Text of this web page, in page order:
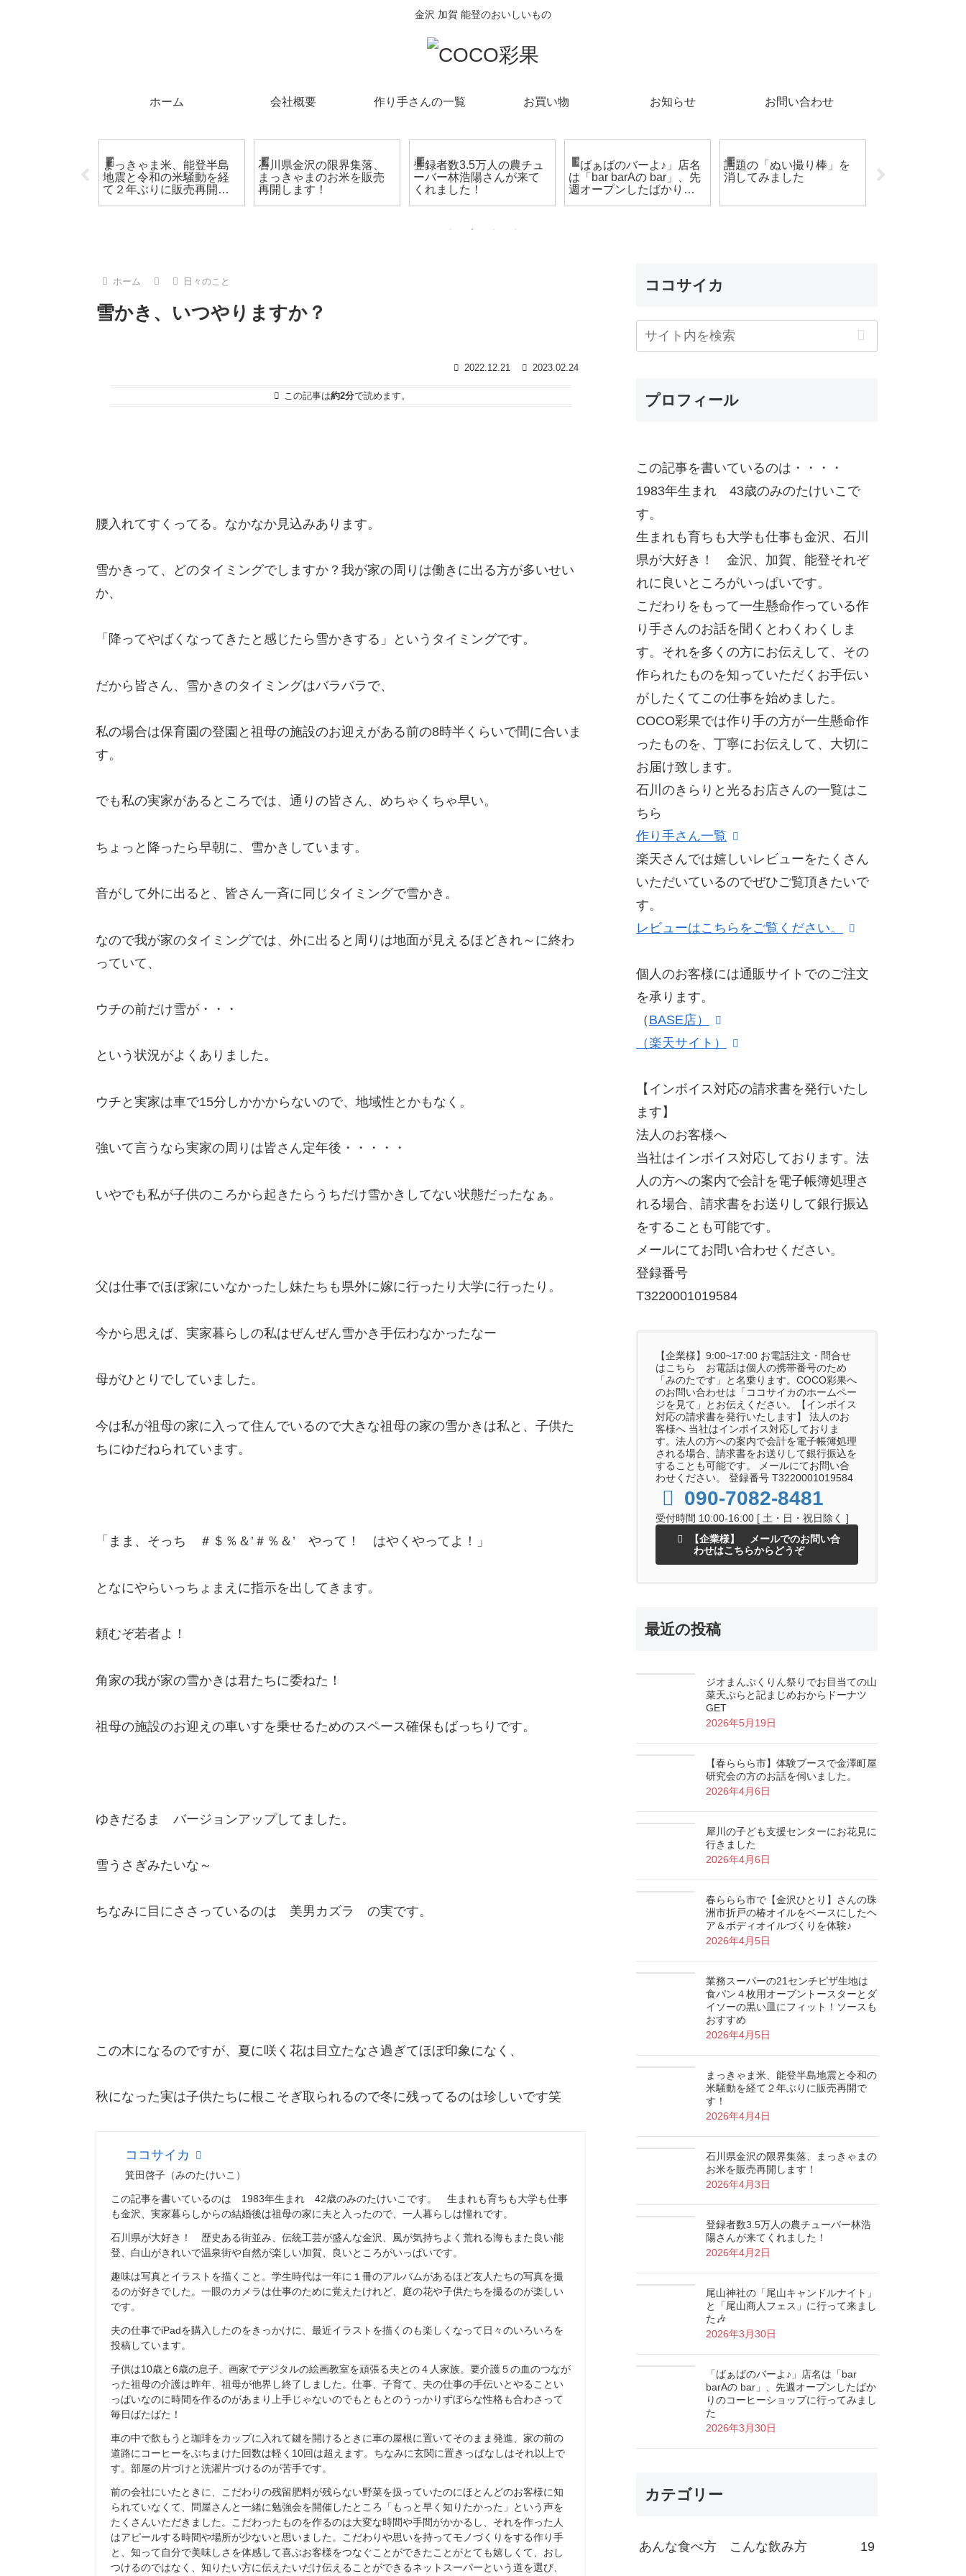
金沢 加賀 能登のおいしいもの
ホーム 会社概要 作り手さんの一覧 お買い物 お知らせ お問い合わせ
おいしいものをご紹介
まっきゃま米、能登半島
地震と令和の米騒動を経
て２年ぶりに販売再開で
地元、石川県。金沢・加賀・能登のこと
石川県金沢の限界集落、
まっきゃまのお米を販売
再開します！
日々のこと
登録者数3.5万人の農チュ
ーバー林浩陽さんが来て
くれました！
地元、石川県。金沢・加賀・能登のこと
「ばぁばのバーよ♪」店名
は「bar barAの bar」、先
週オープンしたばかりの
日々のこと
話題の「ぬい撮り棒」を
消してみました
のテイクアウト
ホーム 日々のこと
雪かき、いつやりますか？
2022.12.21 2023.02.24
この記事は約2分で読めます。
腰入れてすくってる。なかなか見込みあります。
雪かきって、どのタイミングでしますか？我が家の周りは働きに出る方が多いせい
か、
「降ってやばくなってきたと感じたら雪かきする」というタイミングです。
だから皆さん、雪かきのタイミングはバラバラで、
私の場合は保育園の登園と祖母の施設のお迎えがある前の8時半くらいで間に合いま
す。
でも私の実家があるところでは、通りの皆さん、めちゃくちゃ早い。
ちょっと降ったら早朝に、雪かきしています。
音がして外に出ると、皆さん一斉に同じタイミングで雪かき。
なので我が家のタイミングでは、外に出ると周りは地面が見えるほどきれ～に終わ
っていて、
ウチの前だけ雪が・・・
という状況がよくありました。
ウチと実家は車で15分しかかからないので、地域性とかもなく。
強いて言うなら実家の周りは皆さん定年後・・・・・
いやでも私が子供のころから起きたらうちだけ雪かきしてない状態だったなぁ。
父は仕事でほぼ家にいなかったし妹たちも県外に嫁に行ったり大学に行ったり。
今から思えば、実家暮らしの私はぜんぜん雪かき手伝わなかったなー
母がひとりでしていました。
今は私が祖母の家に入って住んでいるので大きな祖母の家の雪かきは私と、子供た
ちにゆだねられています。
「まま、そっち ＃＄％＆’＃％＆’ やって！ はやくやってよ！」
となにやらいっちょまえに指示を出してきます。
頼むぞ若者よ！
角家の我が家の雪かきは君たちに委ねた！
祖母の施設のお迎えの車いすを乗せるためのスペース確保もばっちりです。
ゆきだるま バージョンアップしてました。
雪うさぎみたいな～
ちなみに目にささっているのは 美男カズラ の実です。
この木になるのですが、夏に咲く花は目立たなさ過ぎてほぼ印象になく、
秋になった実は子供たちに根こそぎ取られるので冬に残ってるのは珍しいです笑
ココサイカ
箕田啓子（みのたけいこ）
この記事を書いているのは 1983年生まれ 42歳のみのたけいこです。 生まれも育ちも大学も仕事
も金沢、実家暮らしからの結婚後は祖母の家に夫と入ったので、一人暮らしは憧れです。
石川県が大好き！ 歴史ある街並み、伝統工芸が盛んな金沢、風が気持ちよく荒れる海もまた良い能
登、白山がきれいで温泉街や自然が楽しい加賀、良いところがいっぱいです。
趣味は写真とイラストを描くこと。学生時代は一年に１冊のアルバムがあるほど友人たちの写真を撮
るのが好きでした。一眼のカメラは仕事のために覚えたけれど、庭の花や子供たちを撮るのが楽しい
です。
夫の仕事でiPadを購入したのをきっかけに、最近イラストを描くのも楽しくなって日々のいろいろを
投稿しています。
子供は10歳と6歳の息子、画家でデジタルの絵画教室を頑張る夫との４人家族。要介護５の血のつなが
った祖母の介護は昨年、祖母が他界し終了しました。仕事、子育て、夫の仕事の手伝いとやることい
っぱいなのに時間を作るのがあまり上手じゃないのでもともとのうっかりずぼらな性格も合わさって
毎日ばたばた！
車の中で飲もうと珈琲をカップに入れて鍵を開けるときに車の屋根に置いてそのまま発進、家の前の
道路にコーヒーをぶちまけた回数は軽く10回は超えます。ちなみに玄関に置きっぱなしはそれ以上で
す。部屋の片づけと洗濯片づけるのが苦手です。
前の会社にいたときに、こだわりの残留肥料が残らない野菜を扱っていたのにほとんどのお客様に知
られていなくて、問屋さんと一緒に勉強会を開催したところ「もっと早く知りたかった」という声を
たくさんいただきました。こだわったものを作るのは大変な時間や手間がかかるし、それを作った人
はアピールする時間や場所が少ないと思いました。こだわりや思いを持ってモノづくりをする作り手
と、知って自分で美味しさを体感して喜ぶお客様をつなぐことができたことがとても嬉しくて、おし
つけるのではなく、知りたい方に伝えたいだけ伝えることができるネットスーパーという道を選び、
ココサイカ
プロフィール
この記事を書いているのは・・・・
1983年生まれ 43歳のみのたけいこで
す。
生まれも育ちも大学も仕事も金沢、石川
県が大好き！ 金沢、加賀、能登それぞ
れに良いところがいっぱいです。
こだわりをもって一生懸命作っている作
り手さんのお話を聞くとわくわくしま
す。それを多くの方にお伝えして、その
作られたものを知っていただくお手伝い
がしたくてこの仕事を始めました。
COCO彩果では作り手の方が一生懸命作
ったものを、丁寧にお伝えして、大切に
お届け致します。
石川のきらりと光るお店さんの一覧はこ
ちら
作り手さん一覧
楽天さんでは嬉しいレビューをたくさん
いただいているのでぜひご覧頂きたいで
す。
レビューはこちらをご覧ください。
個人のお客様には通販サイトでのご注文
を承ります。
（ BASE店）
（楽天サイト）
【インボイス対応の請求書を発行いたし
ます】
法人のお客様へ
当社はインボイス対応しております。法
人の方への案内で会計を電子帳簿処理さ
れる場合、請求書をお送りして銀行振込
をすることも可能です。
メールにてお問い合わせください。
登録番号
T3220001019584
【企業様】9:00~17:00 お電話注文・問合せ
はこちら お電話は個人の携帯番号のため
「みのたです」と名乗ります。COCO彩果へ
のお問い合わせは「ココサイカのホームペー
ジを見て」とお伝えください。【インボイス
対応の請求書を発行いたします】 法人のお
客様へ 当社はインボイス対応しておりま
す。法人の方への案内で会計を電子帳簿処理
される場合、請求書をお送りして銀行振込を
することも可能です。 メールにてお問い合
わせください。 登録番号 T3220001019584
090-7082-8481
受付時間 10:00-16:00 [ 土・日・祝日除く ]
【企業様】 メールでのお問い合
わせはこちらからどうぞ
最近の投稿
ジオまんぷくりん祭りでお目当ての山
菜天ぷらと記まじめおからドーナツ
GET
2026年5月19日
【春ららら市】体験ブースで金澤町屋
研究会の方のお話を伺いました。
2026年4月6日
犀川の子ども支援センターにお花見に
行きました
2026年4月6日
春ららら市で【金沢ひとり】さんの珠
洲市折戸の椿オイルをベースにしたヘ
ア＆ボディオイルづくりを体験♪
2026年4月5日
業務スーパーの21センチピザ生地は
食パン４枚用オーブントースターとダ
イソーの黒い皿にフィット！ソースも
おすすめ
2026年4月5日
まっきゃま米、能登半島地震と令和の
米騒動を経て２年ぶりに販売再開で
す！
2026年4月4日
石川県金沢の限界集落、まっきゃまの
お米を販売再開します！
2026年4月3日
登録者数3.5万人の農チューバー林浩
陽さんが来てくれました！
2026年4月2日
尾山神社の「尾山キャンドルナイト」
と「尾山商人フェス」に行って来まし
た🎶
2026年3月30日
「ばぁばのバーよ♪」店名は「bar
barAの bar」、先週オープンしたばか
りのコーヒーショップに行ってみまし
た
2026年3月30日
カテゴリー
あんな食べ方 こんな飲み方 19